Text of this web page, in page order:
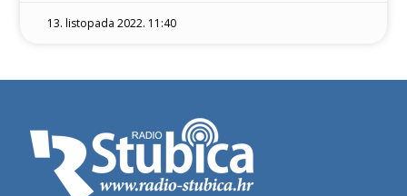
13. listopada 2022. 11:40